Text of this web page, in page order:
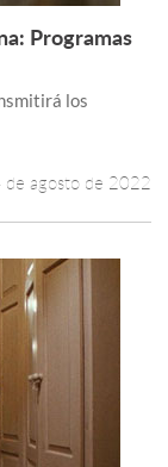
más +
Programas
los
de agosto de 2022